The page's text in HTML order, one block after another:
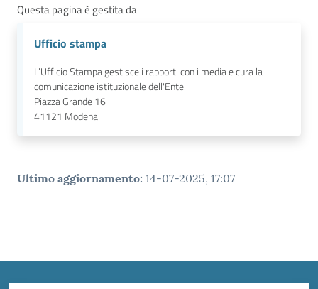
Questa pagina è gestita da
Ufficio stampa
L’Ufficio Stampa gestisce i rapporti con i media e cura la
comunicazione istituzionale dell'Ente.
Piazza Grande 16
41121 Modena
Ultimo aggiornamento: 14-07-2025, 17:07